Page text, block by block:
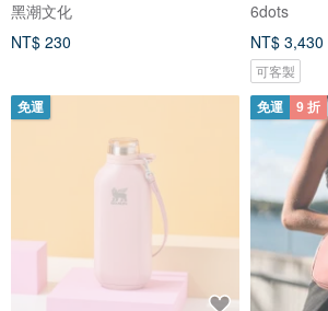
黑潮文化
NT$ 230
6dots
NT$ 3,430
可客製
免運 免運 9 折